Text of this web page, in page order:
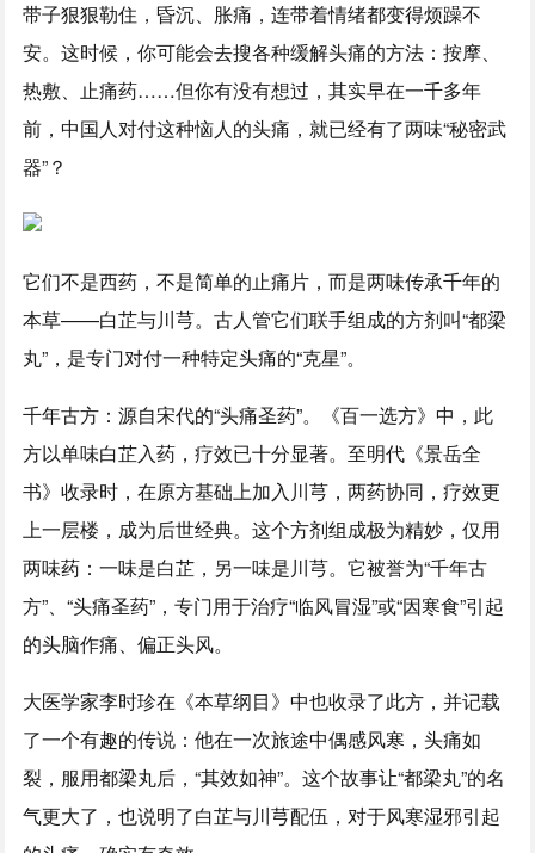
带子狠狠勒住，昏沉、胀痛，连带着情绪都变得烦躁不
安。这时候，你可能会去搜各种缓解头痛的方法：按摩、
热敷、止痛药……但你有没有想过，其实早在一千多年
前，中国人对付这种恼人的头痛，就已经有了两味“秘密武
器”？
它们不是西药，不是简单的止痛片，而是两味传承千年的
本草——白芷与川芎。古人管它们联手组成的方剂叫“都梁
丸”，是专门对付一种特定头痛的“克星”。
千年古方：源自宋代的“头痛圣药”。《百一选方》中，此
方以单味白芷入药，疗效已十分显著。至明代《景岳全
书》收录时，在原方基础上加入川芎，两药协同，疗效更
上一层楼，成为后世经典。这个方剂组成极为精妙，仅用
两味药：一味是白芷，另一味是川芎。它被誉为“千年古
方”、“头痛圣药”，专门用于治疗“临风冒湿”或“因寒食”引起
的头脑作痛、偏正头风。
大医学家李时珍在《本草纲目》中也收录了此方，并记载
了一个有趣的传说：他在一次旅途中偶感风寒，头痛如
裂，服用都梁丸后，“其效如神”。这个故事让“都梁丸”的名
气更大了，也说明了白芷与川芎配伍，对于风寒湿邪引起